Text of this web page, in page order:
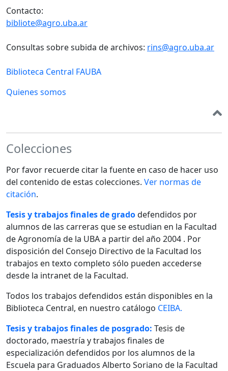
Contacto:
bibliote@agro.uba.ar
Consultas sobre subida de archivos: rins@agro.uba.ar
Biblioteca Central FAUBA
Quienes somos
Colecciones
Por favor recuerde citar la fuente en caso de hacer uso
del contenido de estas colecciones. Ver normas de
citación.
Tesis y trabajos finales de gradodefendidos por
alumnos de las carreras que se estudian en la Facultad
de Agronomía de la UBA a partir del año 2004 . Por
disposición del Consejo Directivo de la Facultad los
trabajos en texto completo sólo pueden accederse
desde la intranet de la Facultad.
Todos los trabajos defendidos están disponibles en la
Biblioteca Central, en nuestro catálogo CEIBA.
Tesis y trabajos finales de posgrado: Tesis de
doctorado, maestría y trabajos finales de
especialización defendidos por los alumnos de la
Escuela para Graduados Alberto Soriano de la Facultad